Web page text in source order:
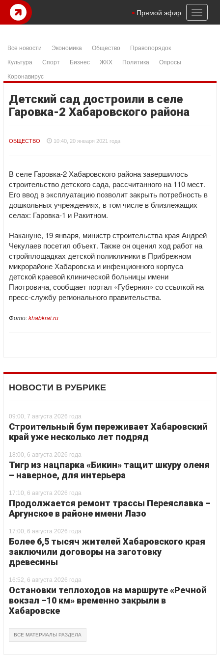
Toggle
Прямой эфир
Все новости Экономика Общество
Правопорядок
Культура
Спорт Бизнес ЖКХ Политика
Опросы
Коронавирус
Детский сад достроили в селе
Гаровка-2 Хабаровского района
ОБЩЕСТВО 10:40, 20 января 2021 года
В селе Гаровка-2 Хабаровского района завершилось
строительство детского сада, рассчитанного на 110 мест.
Его ввод в эксплуатацию позволит закрыть потребность в
дошкольных учреждениях, в том числе в близлежащих
селах: Гаровка-1 и Ракитном.
Накануне, 19 января, министр строительства края Андрей
Чекулаев посетил объект. Также он оценил ход работ на
стройплощадках детской поликлиники в Прибрежном
микрорайоне Хабаровска и инфекционного корпуса
детской краевой клинической больницы имени
Пиотровича, сообщает портал «Губерния» со ссылкой на
пресс-службу регионального правительства.
Фото:khabkrai.ru
НОВОСТИ В РУБРИКЕ
09:00, 7 августа 2026 года
Строительный бум переживает Хабаровский
край уже несколько лет подряд
18:00, 6 августа 2026 года
Тигр из нацпарка «Бикин» тащит шкуру оленя
– наверное, для интерьера
17:10, 6 августа 2026 года
Продолжается ремонт трассы Переяславка –
Аргунское в районе имени Лазо
17:00, 6 августа 2026 года
Более 6,5 тысяч жителей Хабаровского края
заключили договоры на заготовку
древесины
16:52, 6 августа 2026 года
Остановки теплоходов на маршруте «Речной
вокзал –10 км» временно закрыли в
Хабаровске
ВСЕ МАТЕРИАЛЫ РАЗДЕЛА